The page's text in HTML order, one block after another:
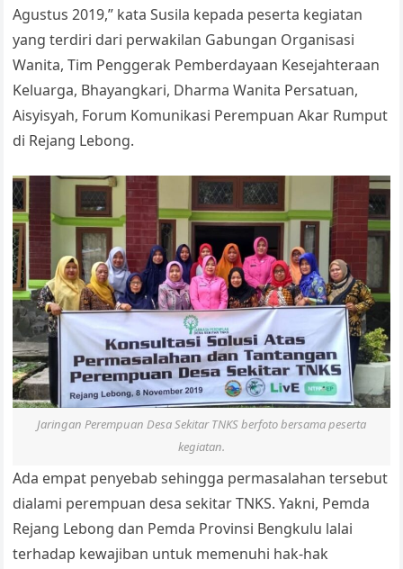
Agustus 2019,” kata Susila kepada peserta kegiatan
yang terdiri dari perwakilan Gabungan Organisasi
Wanita, Tim Penggerak Pemberdayaan Kesejahteraan
Keluarga, Bhayangkari, Dharma Wanita Persatuan,
Aisyisyah, Forum Komunikasi Perempuan Akar Rumput
di Rejang Lebong.
Jaringan Perempuan Desa Sekitar TNKS berfoto bersama peserta
kegiatan.
Ada empat penyebab sehingga permasalahan tersebut
dialami perempuan desa sekitar TNKS. Yakni, Pemda
Rejang Lebong dan Pemda Provinsi Bengkulu lalai
terhadap kewajiban untuk memenuhi hak-hak